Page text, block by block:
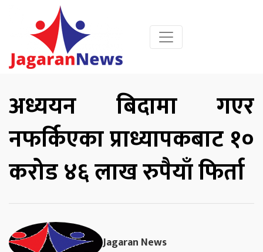
अध्ययन बिदामा गएर
नफर्किएका प्राध्यापकबाट १०
करोड ४६ लाख रुपैयाँ फिर्ता
Jagaran News